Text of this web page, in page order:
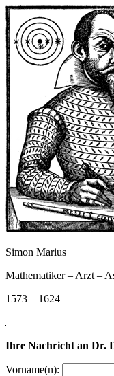
Simon Marius
Mathematiker – Arzt –
1573 – 1624
Ihre Nachricht an Dr.
Vorname(n):